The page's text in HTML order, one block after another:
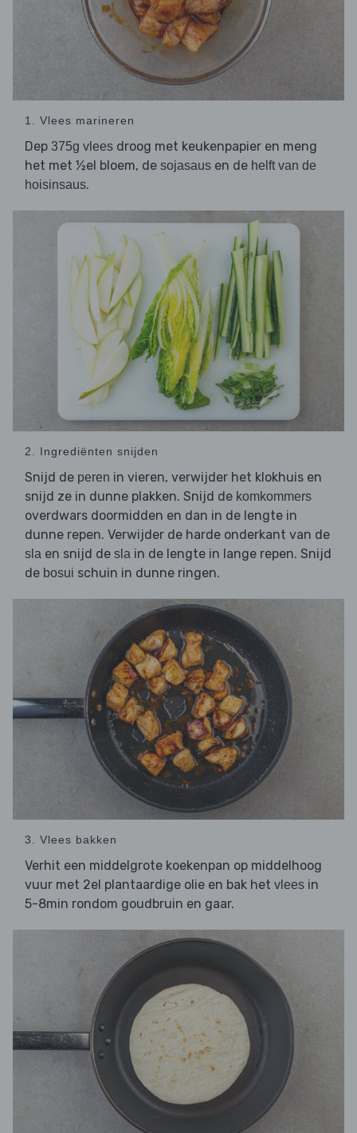
1. Vlees marineren
Dep 375g vlees droog met keukenpapier en meng
het met ½el bloem, de sojasaus en de helft van de
hoisinsaus.
2. Ingrediënten snijden
Snijd de peren in vieren, verwijder het klokhuis en
snijd ze in dunne plakken. Snijd de komkommers
overdwars doormidden en dan in de lengte in
dunne repen. Verwijder de harde onderkant van de
sla en snijd de sla in de lengte in lange repen. Snijd
de bosui schuin in dunne ringen.
3. Vlees bakken
Verhit een middelgrote koekenpan op middelhoog
vuur met 2el plantaardige olie en bak het vlees in
5-8min rondom goudbruin en gaar.